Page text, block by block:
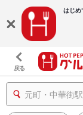
はじめ
戻る
元町・中華街